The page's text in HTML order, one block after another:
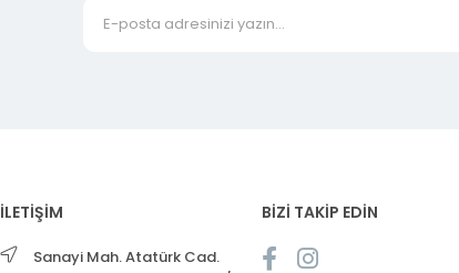
İLETİŞİM
Sanayi Mah. Atatürk Cad.
BİZİ TAKİP EDİN